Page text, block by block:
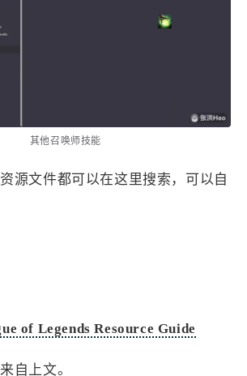
其他召唤师技能
源文件都可以在这里搜索，可以自
of Legends Resource Guide
自上文。